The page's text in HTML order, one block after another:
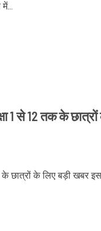
1 से 12 तक के
छात्रों के लिए बड़ी खबर इस